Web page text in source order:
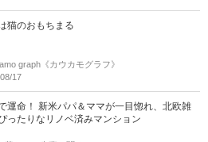
猫のおもちまる
graph《カウカモグラフ》
17
運命！ 新米パパ＆ママが一目惚れ、北欧雑
ったりなリノベ済みマンション